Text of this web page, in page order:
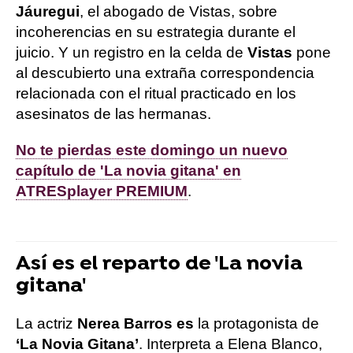
Jáuregui, el abogado de Vistas, sobre
incoherencias en su estrategia durante el
juicio. Y un registro en la celda de Vistas pone
al descubierto una extraña correspondencia
relacionada con el ritual practicado en los
asesinatos de las hermanas.
No te pierdas este domingo un nuevo
capítulo de 'La novia gitana' en
ATRESplayer PREMIUM.
Así es el reparto de 'La novia
gitana'
La actriz Nerea Barros es la protagonista de
‘La Novia Gitana’. Interpreta a Elena Blanco,